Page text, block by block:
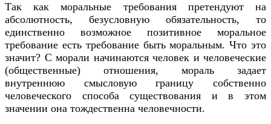
Так как моральные требования претендуют на
абсолютность, безусловную обязательность, то
единственно возможное позитивное моральное
требование есть требование быть моральным. Что это
значит? С морали начинаются человек и человеческие
(общественные) отношения, мораль задает
внутреннюю смысловую границу собственно
человеческого способа существования и в этом
значении она тождественна человечности.